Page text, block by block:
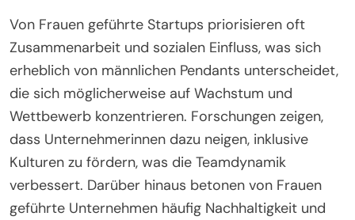
Von Frauen geführte Startups priorisieren oft
Zusammenarbeit und sozialen Einfluss, was sich
erheblich von männlichen Pendants unterscheidet,
die sich möglicherweise auf Wachstum und
Wettbewerb konzentrieren. Forschungen zeigen,
dass Unternehmerinnen dazu neigen, inklusive
Kulturen zu fördern, was die Teamdynamik
verbessert. Darüber hinaus betonen von Frauen
geführte Unternehmen häufig Nachhaltigkeit und